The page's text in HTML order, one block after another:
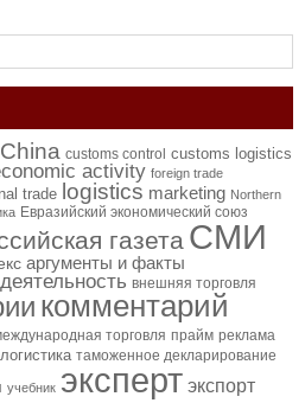
China customs control customs logistics
activity foreign trade
trade logistics marketing Northern
Евразийский экономический союз
газета СМИ
аргументы и факты
внешняя торговля
комментарий
торговля прайм реклама
таможенное декларирование
учебник эксперт экспорт